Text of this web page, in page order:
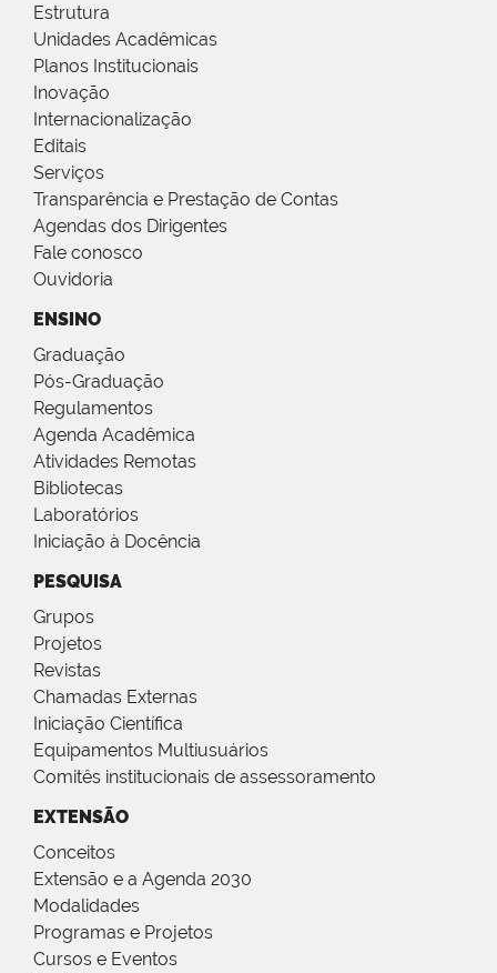
Estrutura
Unidades Acadêmicas
Planos Institucionais
Inovação
Internacionalização
Editais
Serviços
Transparência e Prestação de Contas
Agendas dos Dirigentes
Fale conosco
Ouvidoria
ENSINO
Graduação
Pós-Graduação
Regulamentos
Agenda Acadêmica
Atividades Remotas
Bibliotecas
Laboratórios
Iniciação à Docência
PESQUISA
Grupos
Projetos
Revistas
Chamadas Externas
Iniciação Científica
Equipamentos Multiusuários
Comitês institucionais de assessoramento
EXTENSÃO
Conceitos
Extensão e a Agenda 2030
Modalidades
Programas e Projetos
Cursos e Eventos